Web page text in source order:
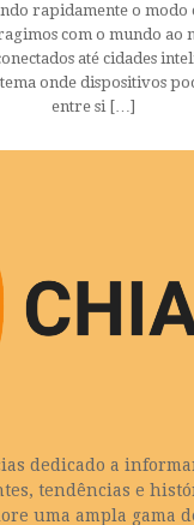
rapidamente o modo
com o mundo ao
até cidades
onde dispositivos
entre si […]
dedicado a
tendências e
uma ampla gama